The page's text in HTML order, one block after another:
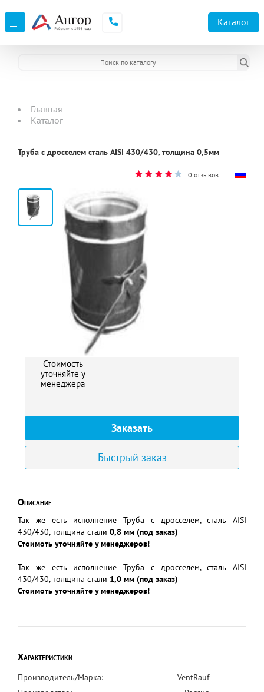
Каталог
Главная
Каталог
Труба с дросселем сталь AISI 430/430, толщина 0,5мм
0 отзывов
Стоимость
уточняйте у
менеджера
Заказать
Быстрый заказ
Описание
Так же есть исполнение Труба с дросселем, сталь AISI
430/430, толщина стали 0,8 мм (под заказ)
Стоимоть уточняйте у менеджеров!
Так же есть исполнение Труба с дросселем, сталь AISI
430/430, толщина стали 1,0 мм (под заказ)
Стоимоть уточняйте у менеджеров!
Характеристики
Производитель/Марка:
VentRauf